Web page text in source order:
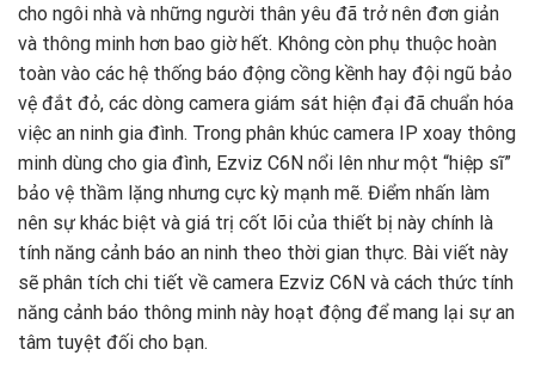
cho ngôi nhà và những người thân yêu đã trở nên đơn giản
và thông minh hơn bao giờ hết. Không còn phụ thuộc hoàn
toàn vào các hệ thống báo động cồng kềnh hay đội ngũ bảo
vệ đắt đỏ, các dòng camera giám sát hiện đại đã chuẩn hóa
việc an ninh gia đình. Trong phân khúc camera IP xoay thông
minh dùng cho gia đình, Ezviz C6N nổi lên như một “hiệp sĩ”
bảo vệ thầm lặng nhưng cực kỳ mạnh mẽ. Điểm nhấn làm
nên sự khác biệt và giá trị cốt lõi của thiết bị này chính là
tính năng cảnh báo an ninh theo thời gian thực. Bài viết này
sẽ phân tích chi tiết về camera Ezviz C6N và cách thức tính
năng cảnh báo thông minh này hoạt động để mang lại sự an
tâm tuyệt đối cho bạn.